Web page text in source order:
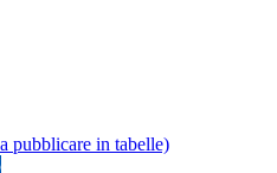
pubblicare in tabelle)